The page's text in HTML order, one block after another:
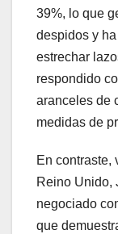
39%, lo que
despidos y
estrechar
respondido
aranceles de
medidas de
En contraste,
Reino Unido,
negociado
que